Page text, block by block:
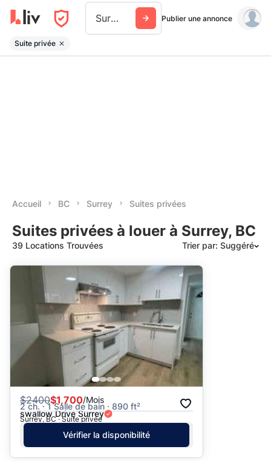
Surrey Publier une annonce
Suite privée
Accueil BC Surrey Suites privées
Suites privées à louer à Surrey, BC
39 Locations Trouvées Trier par: Suggéré
Suggéré
Date: les plus récents d’abord
Date: les plus anciens d’abord
Prix - $$$ à $
Prix - $ à $$$
$2400$1,700/Mois
2 ch. · 1 Salle de bain · 890 ft²
swallow Drive Surrey
Surrey, BC · Suite privée
Vérifier la disponibilité